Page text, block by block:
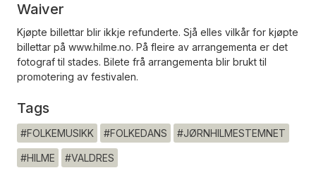
Waiver
Kjøpte billettar blir ikkje refunderte. Sjå elles vilkår for kjøpte
billettar på www.hilme.no. På fleire av arrangementa er det
fotograf til stades. Bilete frå arrangementa blir brukt til
promotering av festivalen.
Tags
#FOLKEMUSIKK #FOLKEDANS #JØRNHILMESTEMNET
#HILME #VALDRES